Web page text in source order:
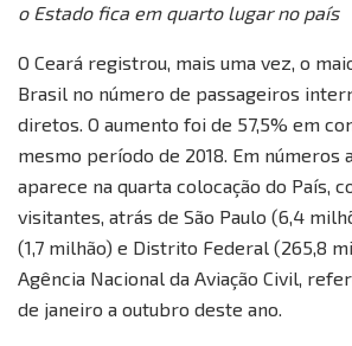
o Estado fica em quarto lugar no país
O Ceará registrou, mais uma vez, o
Brasil no número de passageiros
diretos. O aumento foi de 57,5% em
mesmo período de 2018. Em números
aparece na quarta colocação do País,
visitantes, atrás de São Paulo (6,4
(1,7 milhão) e Distrito Federal (265,8
Agência Nacional da Aviação Civil,
de janeiro a outubro deste ano.